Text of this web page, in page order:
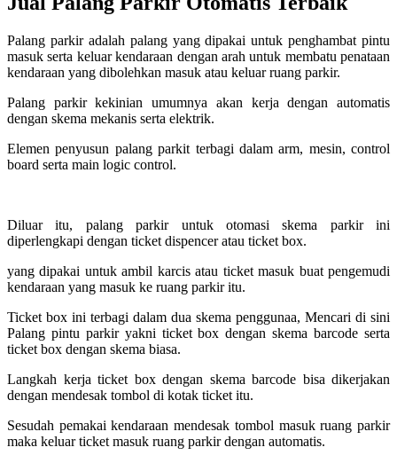
Palang parkir adalah palang yang dipakai untuk penghambat pintu
masuk serta keluar kendaraan dengan arah untuk membatu penataan
kendaraan yang dibolehkan masuk atau keluar ruang parkir.
Palang parkir kekinian umumnya akan kerja dengan automatis
dengan skema mekanis serta elektrik.
Elemen penyusun palang parkit terbagi dalam arm, mesin, control
board serta main logic control.
Diluar itu, palang parkir untuk otomasi skema parkir ini
diperlengkapi dengan ticket dispencer atau ticket box.
yang dipakai untuk ambil karcis atau ticket masuk buat pengemudi
kendaraan yang masuk ke ruang parkir itu.
Ticket box ini terbagi dalam dua skema penggunaa, Mencari di sini
Palang pintu parkir yakni ticket box dengan skema barcode serta
ticket box dengan skema biasa.
Langkah kerja ticket box dengan skema barcode bisa dikerjakan
dengan mendesak tombol di kotak ticket itu.
Sesudah pemakai kendaraan mendesak tombol masuk ruang parkir
maka keluar ticket masuk ruang parkir dengan automatis.